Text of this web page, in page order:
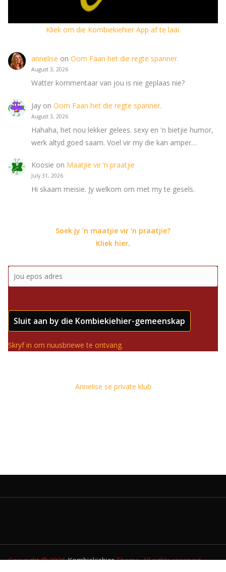
Kliek om die Kombiekiehier App af te laai.
annelise on Oom Faan het die regte spanner.
August 3, 2026
Watter kommentaar van jou is nie geplaas nie?
Jayon Oom Faan het die regte spanner.
August 3, 2026
Hahaha, het nou lekker gelees. sexy en 'n bietjie humor,
werk altyd goed saam. Voel vir my die kan amper…
Koosie on Maatjie vir ‘n praatjie
July 31, 2026
Hi skaam meisie. Jy welkom om met my te gesels.
Soek jy 'n maatjie vir 'n praatjie?
Kliek hier.
Sluit aan by die Kombiekiehier-gemeenskap
Skryf in om nuusbriewe te ontvang.
Annelise se private klub
Copyright © 2026KombiekiehierTheme. All rights reserved.